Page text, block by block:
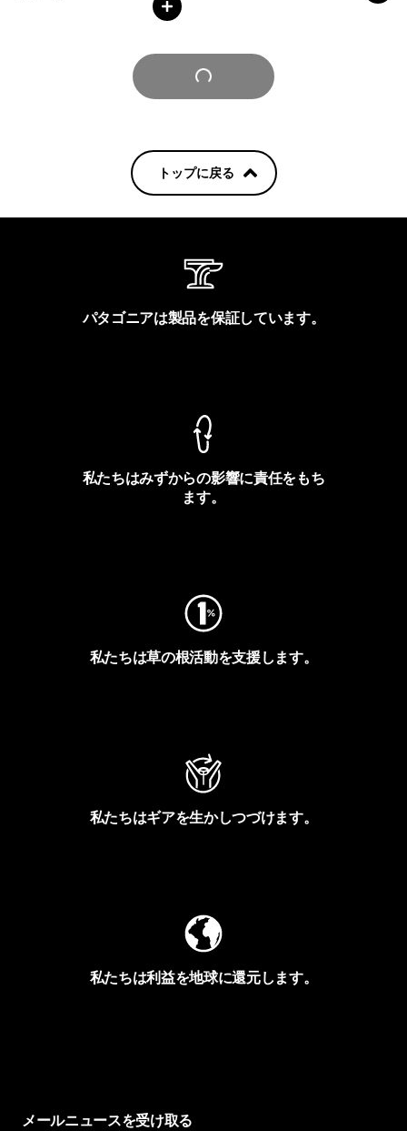
さらに見る
トップに戻る
パタゴニアは製品を保証しています。
私たちはみずからの影響に責任をもち
ます。
私たちは草の根活動を支援します。
私たちはギアを生かしつづけます。
私たちは利益を地球に還元します。
メールニュースを受け取る